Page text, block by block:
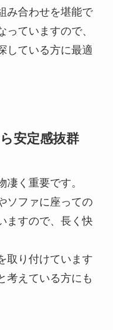
み合わせを堪能で
っていますので、
している方に最適
安定感抜群
凄く重要です。
ソファに座っての
ますので、長く快
取り付けています
考えている方にも